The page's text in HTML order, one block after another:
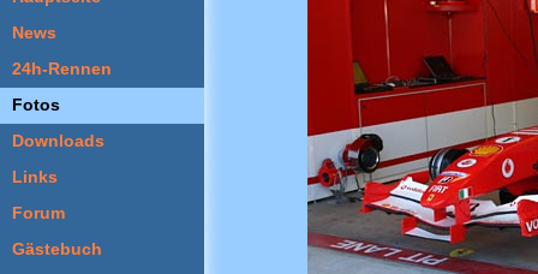
News
24h-Rennen
Fotos
Downloads
Links
Forum
Gästebuch